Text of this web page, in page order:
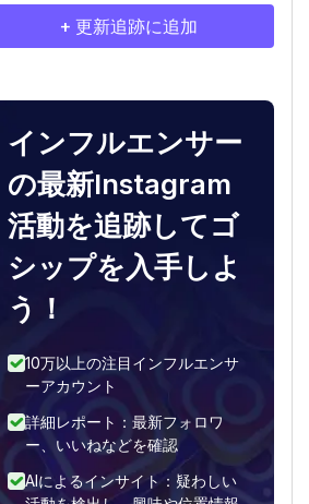
+ 更新追跡に追加
インフルエンサー
の最新Instagram
活動を追跡してゴ
シップを入手しよ
う！
10万以上の注目インフルエンサ
ーアカウント
詳細レポート：最新フォロワ
ー、いいねなどを確認
AIによるインサイト：疑わしい